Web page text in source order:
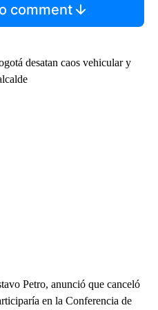
comment
desatan caos vehicular y
Petro, anunció que canceló
en la Conferencia de